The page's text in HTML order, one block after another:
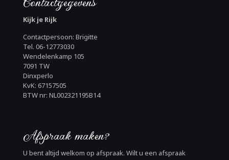
Kijk je Rijk
Contactpersoon: Brigitte
Tel. 06-12773030
Wendelenkamp 105
7091 TW
Dinxperlo
KvK: 67157505
BTW nr: NL002321195B14
Afspraak maken?
U bent altijd welkom op afspraak. Wilt u een afspraak